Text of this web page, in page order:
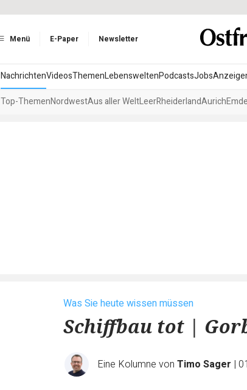
Menü E-Paper Newsletter
NachrichtenVideosThemenLebensweltenPodcastsJobs
Top-ThemenNordwestAus aller WeltLeerRheiderlandAurich
Was Sie heute wissen müssen
Schiffbau tot |
Eine Kolumne von Timo Sager |